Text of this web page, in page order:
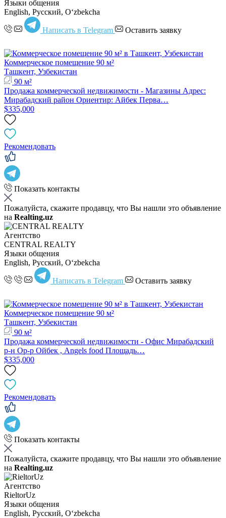
Языки общения
English, Русский, Oʻzbekcha
Написать в Telegram Оставить заявку
Коммерческое помещение 90 м²
Ташкент, Узбекистан
90 м²
Продажа коммерческой недвижимости - Магазины Адрес:
Мирабадский район Ориентир: Айбек Перва…
$335,000
Рекомендовать
Показать контакты
Пожалуйста, скажите продавцу, что Вы нашли это объявление
на Realting.uz
Агентство
CENTRAL REALTY
Языки общения
English, Русский, Oʻzbekcha
Написать в Telegram Оставить заявку
Коммерческое помещение 90 м²
Ташкент, Узбекистан
90 м²
Продажа коммерческой недвижимости - Офис Мирабадский
р-н Ор-р Ойбек , Angels food Площадь…
$335,000
Рекомендовать
Показать контакты
Пожалуйста, скажите продавцу, что Вы нашли это объявление
на Realting.uz
Агентство
RieltorUz
Языки общения
English, Русский, Oʻzbekcha